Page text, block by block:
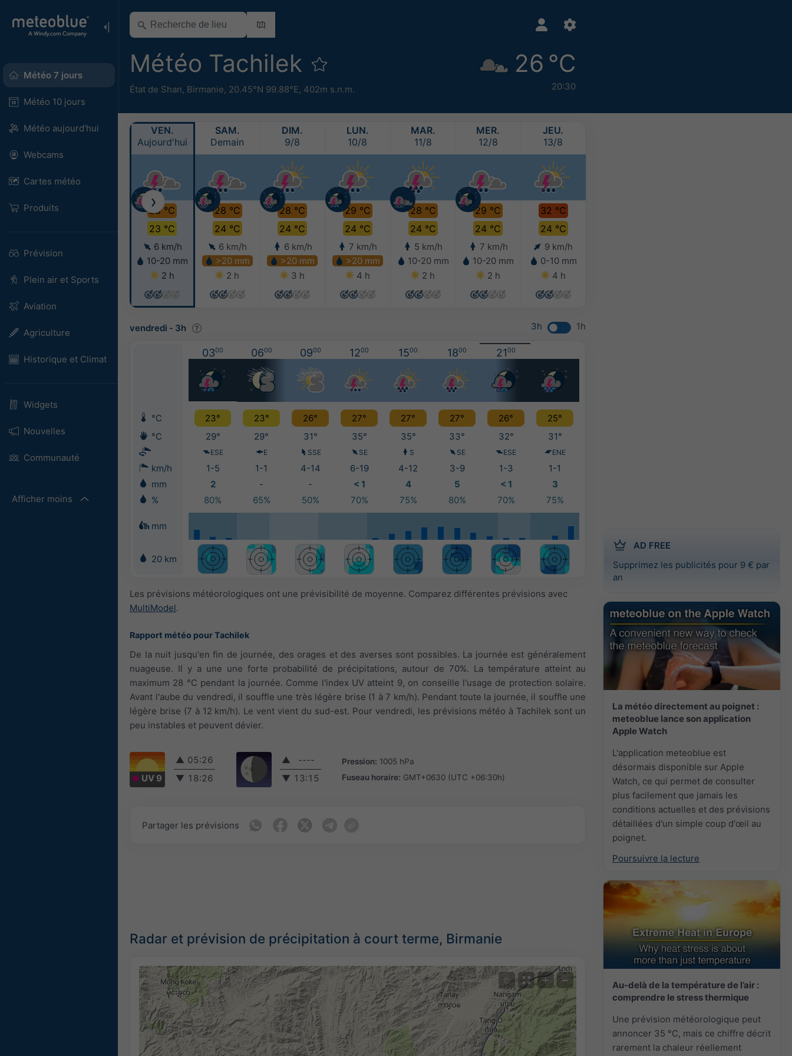
Météo 7 jours
Météo 10 jours
Météo aujourd'hui
Webcams
Cartes météo
Produits
Prévision
Plein air et Sports
Aviation
Agriculture
Historique et Climat
Widgets
Nouvelles
Communauté
Afficher moins
Météo Tachilek
État de Shan, Birmanie, 20.45°N 99.88°E, 402m s.n.m.
26 °C
20:30
AD FREE
Supprimez les publicités pour 9 € par
an
La météo directement au poignet :
meteoblue lance son application
Apple Watch
L'application meteoblue est
désormais disponible sur Apple
Watch, ce qui permet de consulter
plus facilement que jamais les
conditions actuelles et des prévisions
détaillées d'un simple coup d'œil au
poignet.
Poursuivre la lecture
Au-delà de la température de l’air :
comprendre le stress thermique
Une prévision météorologique peut
annoncer 35 °C, mais ce chiffre décrit
rarement la chaleur réellement
VEN.
Aujourd'hui
28 °C
23 °C
6 km/h
10-20 mm
2 h
SAM.
Demain
28 °C
24 °C
6 km/h
>20 mm
2 h
DIM.
9/8
28 °C
24 °C
6 km/h
>20 mm
3 h
LUN.
10/8
29 °C
24 °C
7 km/h
>20 mm
4 h
MAR.
11/8
28 °C
24 °C
5 km/h
10-20 mm
2 h
MER.
12/8
29 °C
24 °C
7 km/h
10-20 mm
2 h
JEU.
13/8
32 °C
24 °C
9 km/h
0-10 mm
4 h
❯
vendredi - 3h 3h 1h
0300 0600 0900 1200 1500 1800 2100
°C 23° 23° 26° 27° 27° 27° 26°
25°
°C
29° 29° 31° 35° 35° 33° 32° 31°
ESE E SSE SE S SE ESE ENE
km/h 1-5 1-1 4-14 6-19 4-12 3-9 1-3
1-1
mm
2 - - < 1 4 5 < 1
3
%
80% 65% 50% 70% 75% 80% 70% 75%
mm
20 km
Les prévisions météorologiques ont une prévisibilité de moyenne. Comparez différentes prévisions avec
MultiModel.
Rapport météo pour Tachilek
De la nuit jusqu'en fin de journée, des orages et des averses sont possibles. La journée est généralement
nuageuse. Il y a une une forte probabilité de précipitations, autour de 70%. La température atteint au
maximum 28 °C pendant la journée. Comme l'index UV atteint 9, on conseille l'usage de protection solaire.
Avant l'aube du vendredi, il souffle une très légère brise (1 à 7 km/h). Pendant toute la journée, il souffle une
légère brise (7 à 12 km/h). Le vent vient du sud-est. Pour vendredi, les prévisions météo à Tachilek sont un
peu instables et peuvent dévier.
UV 9
▲ 05:26
▼ 18:26
▲
----
▼ 13:15
Pression: 1005 hPa
Fuseau horaire: GMT+0630 (UTC +06:30h)
Partager les prévisions
Radar et prévision de précipitation à court terme, Birmanie
© + −